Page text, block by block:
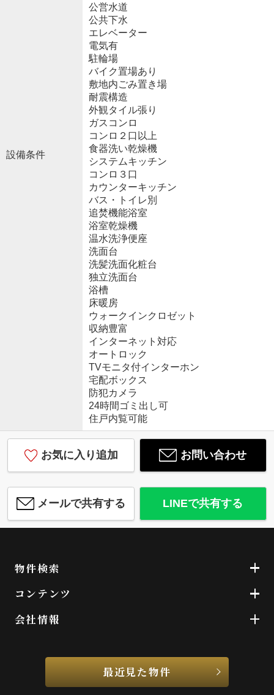
設備条件
公営水道
公共下水
エレベーター
電気有
駐輪場
バイク置場あり
敷地内ごみ置き場
耐震構造
外観タイル張り
ガスコンロ
コンロ２口以上
食器洗い乾燥機
システムキッチン
コンロ３口
カウンターキッチン
バス・トイレ別
追焚機能浴室
浴室乾燥機
温水洗浄便座
洗面台
洗髪洗面化粧台
独立洗面台
浴槽
床暖房
ウォークインクロゼット
収納豊富
インターネット対応
オートロック
TVモニタ付インターホン
宅配ボックス
防犯カメラ
24時間ゴミ出し可
住戸内覧可能
お気に入り追加 お問い合わせ
メールで共有する LINEで共有する
物件検索
コンテンツ
会社情報
最近見た物件